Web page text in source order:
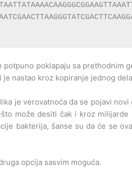
poklapaju sa prethodnim
nastao kroz kopiranje jednog
je verovatnoća da se pojavi
može desiti čak i kroz
bakterija, šanse su da će se
opcija sasvim moguća.